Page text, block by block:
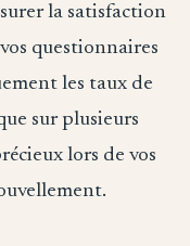
la satisfaction
questionnaires
les taux de
sur plusieurs
lors de vos